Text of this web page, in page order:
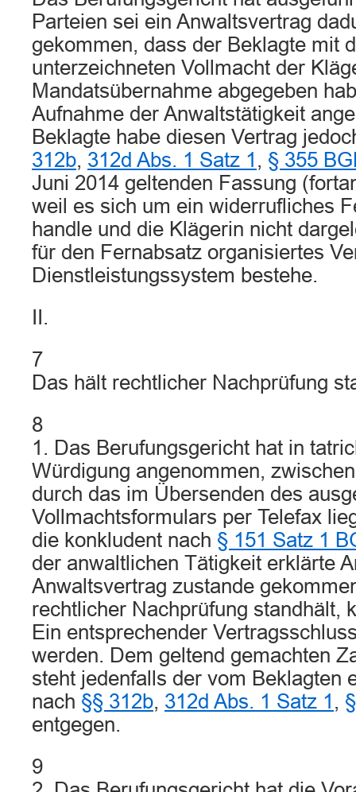
Parteien sei ein Anwaltsvertrag
gekommen, dass der Beklagte mit
unterzeichneten Vollmacht der
Mandatsübernahme abgegeben
Aufnahme der Anwaltstätigkeit
Beklagte habe diesen Vertrag
312b, 312d Abs. 1 Satz 1 , § 355
Juni 2014 geltenden Fassung
weil es sich um ein widerrufliches
handle und die Klägerin nicht
für den Fernabsatz organisiertes
Dienstleistungssystem bestehe.
II.
7
Das hält rechtlicher Nachprüfung
8
1. Das Berufungsgericht hat in
Würdigung angenommen,
durch das im Übersenden des
Vollmachtsformulars per Telefax
die konkludent nach § 151 Satz 1
der anwaltlichen Tätigkeit erklärte
Anwaltsvertrag zustande
rechtlicher Nachprüfung standhält,
Ein entsprechender
werden. Dem geltend gemachten
steht jedenfalls der vom Beklagten
nach §§ 312b, 312d Abs. 1 Satz 1 ,
entgegen.
9